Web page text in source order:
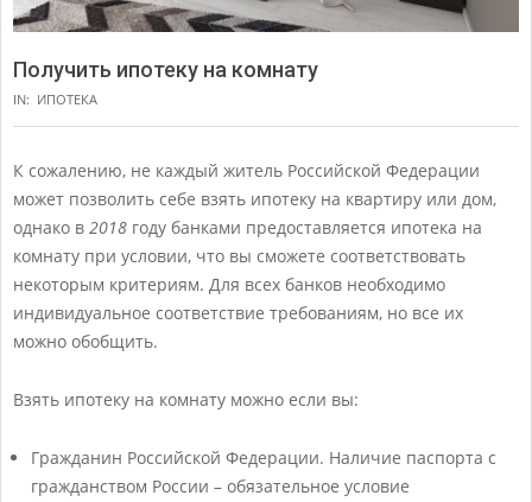
Получить ипотеку на комнату
IN: ИПОТЕКА
К сожалению, не каждый житель Российской Федерации
может позволить себе взять ипотеку на квартиру или дом,
однако в 2018 году банками предоставляется ипотека на
комнату при условии, что вы сможете соответствовать
некоторым критериям. Для всех банков необходимо
индивидуальное соответствие требованиям, но все их
можно обобщить.
Взять ипотеку на комнату можно если вы:
Гражданин Российской Федерации. Наличие паспорта с
гражданством России – обязательное условие